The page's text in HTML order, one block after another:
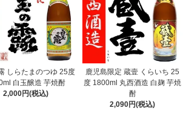
しらたまのつゆ 25度
白玉醸造 芋焼酎
2,000円(税込)
鹿児島限定 蔵壹 くらいち 25
度 1800ml 丸西酒造 白麹 芋焼
酎
2,090円(税込)